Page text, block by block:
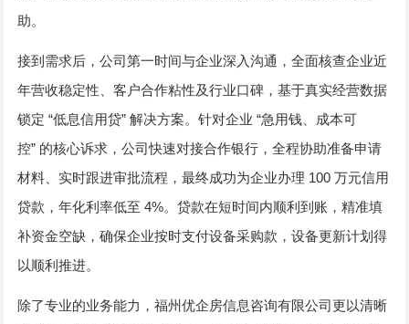
助。
接到需求后，公司第一时间与企业深入沟通，全面核查企业近
年营收稳定性、客户合作粘性及行业口碑，基于真实经营数据
锁定 “低息信用贷”解决方案。针对企业“急用钱、成本可
控” 的核心诉求，公司快速对接合作银行，全程协助准备申请
材料、实时跟进审批流程，最终成功为企业办理 100万元信用
贷款，年化利率低至4%。贷款在短时间内顺利到账，精准填
补资金空缺，确保企业按时支付设备采购款，设备更新计划得
以顺利推进。
除了专业的业务能力，福州优企房信息咨询有限公司更以清晰